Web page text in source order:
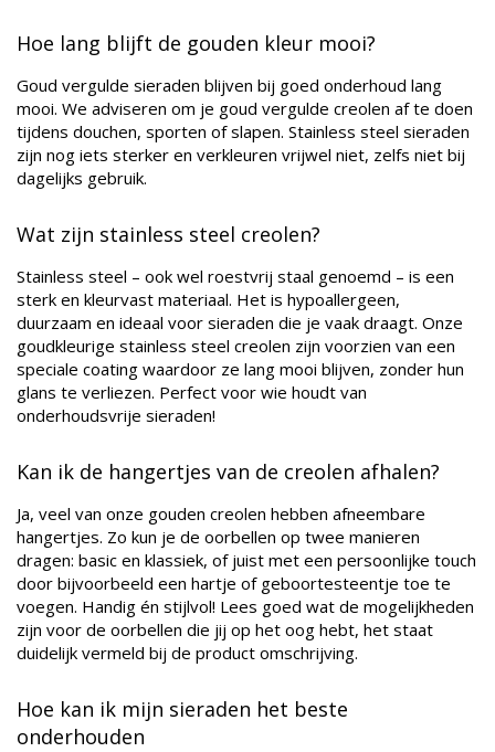
Hoe lang blijft de gouden kleur mooi?
Goud vergulde sieraden blijven bij goed onderhoud lang
mooi. We adviseren om je goud vergulde creolen af te doen
tijdens douchen, sporten of slapen. Stainless steel sieraden
zijn nog iets sterker en verkleuren vrijwel niet, zelfs niet bij
dagelijks gebruik.
Wat zijn stainless steel creolen?
Stainless steel – ook wel roestvrij staal genoemd – is een
sterk en kleurvast materiaal. Het is hypoallergeen,
duurzaam en ideaal voor sieraden die je vaak draagt. Onze
goudkleurige stainless steel creolen zijn voorzien van een
speciale coating waardoor ze lang mooi blijven, zonder hun
glans te verliezen. Perfect voor wie houdt van
onderhoudsvrije sieraden!
Kan ik de hangertjes van de creolen afhalen?
Ja, veel van onze gouden creolen hebben afneembare
hangertjes. Zo kun je de oorbellen op twee manieren
dragen: basic en klassiek, of juist met een persoonlijke touch
door bijvoorbeeld een hartje of geboortesteentje toe te
voegen. Handig én stijlvol! Lees goed wat de mogelijkheden
zijn voor de oorbellen die jij op het oog hebt, het staat
duidelijk vermeld bij de product omschrijving.
Hoe kan ik mijn sieraden het beste
onderhouden